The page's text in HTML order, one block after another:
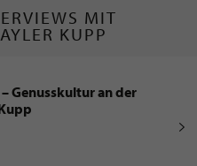
MIT
KUPP
Genusskultur an der